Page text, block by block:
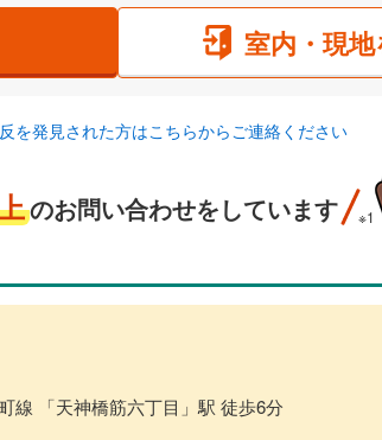
室内・現
を発見された方はこちらからご連絡ください
のお問い合わせをしています ※1
線 「天神橋筋六丁目」駅 徒歩6分